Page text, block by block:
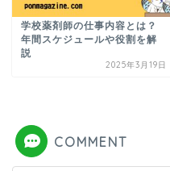
学校薬剤師の仕事内容とは？
年間スケジュールや役割を解
説
2025年3月19日
COMMENT